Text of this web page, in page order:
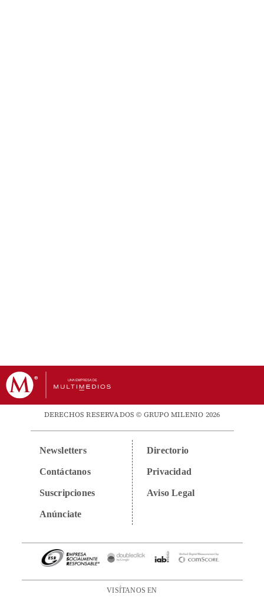
DERECHOS RESERVADOS © GRUPO MILENIO 2026
Newsletters
Contáctanos
Suscripciones
Anúnciate
Directorio
Privacidad
Aviso Legal
VISÍTANOS EN